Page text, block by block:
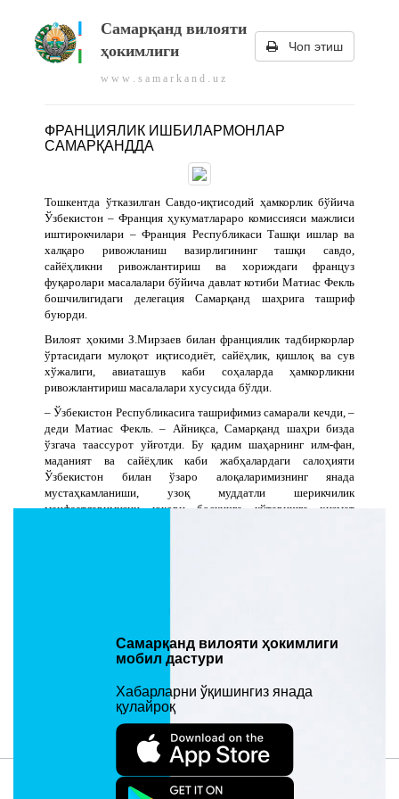
Самарқанд вилояти
ҳокимлиги
w w w . s a m a r k a n d . u z
Чоп этиш
ФРАНЦИЯЛИК ИШБИЛАРМОНЛАР
САМАРҚАНДДА
Тошкентда ўтказилган Савдо-иқтисодий ҳамкорлик бўйича
Ўзбекистон – Франция ҳукуматлараро комиссияси мажлиси
иштирокчилари – Франция Республикаси Ташқи ишлар ва
халқаро ривожланиш вазирлигининг ташқи савдо,
сайёҳликни ривожлантириш ва хориждаги француз
фуқаролари масалалари бўйича давлат котиби Матиас Фекль
бошчилигидаги делегация Самарқанд шаҳрига ташриф
буюрди.
Вилоят ҳокими З.Мирзаев билан франциялик тадбиркорлар
ўртасидаги мулоқот иқтисодиёт, сайёҳлик, қишлоқ ва сув
хўжалиги, авиаташув каби соҳаларда ҳамкорликни
ривожлантириш масалалари хусусида бўлди.
– Ўзбекистон Республикасига ташрифимиз самарали кечди, –
деди Матиас Фекль. – Айниқса, Самарқанд шаҳри бизда
ўзгача таассурот уйғотди. Бу қадим шаҳарнинг илм-фан,
маданият ва сайёҳлик каби жабҳалардаги салоҳияти
Ўзбекистон билан ўзаро алоқаларимизнинг янада
мустаҳкамланиши, узоқ муддатли шерикчилик
манфаатларимизни юқори босқичга кўтаришга хизмат
Охирги ўзгариш: 26/07/2016 07:26. Кўрилганлиги: 2577
Материал манзили:
https://samarkand.uz/uz/regional_government/foreign_relations/frantsiyalik-
Самарқанд вилояти ҳокимлиги
мобил дастури
Хабарларни ўқишингиз янада
қулайроқ